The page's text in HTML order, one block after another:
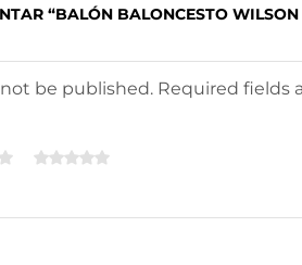
“BALÓN BALONCESTO
be published. Required fields